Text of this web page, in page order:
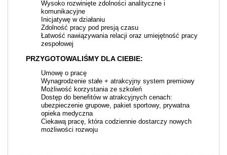
Wysoko rozwinięte zdolności analityczne i
komunikacyjne
Inicjatywę w działaniu
Zdolność pracy pod presją czasu
Łatwość nawiązywania relacji oraz umiejętność pracy
zespołowej
PRZYGOTOWALIŚMY DLA CIEBIE:
Umowę o pracę
Wynagrodzenie stałe + atrakcyjny system premiowy
Możliwość korzystania ze szkoleń
Dostęp do benefitów w atrakcyjnych cenach:
ubezpieczenie grupowe, pakiet sportowy, prywatna
opieka medyczna
Ciekawą pracę, która codziennie dostarczy nowych
możliwości rozwoju